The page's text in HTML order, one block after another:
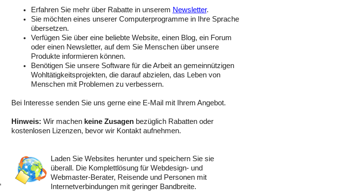
Erfahren Sie mehr über Rabatte in unserem Newsletter.
Sie möchten eines unserer Computerprogramme in Ihre Sprache
übersetzen.
Verfügen Sie über eine beliebte Website, einen Blog, ein Forum
oder einen Newsletter, auf dem Sie Menschen über unsere
Produkte informieren können.
Benötigen Sie unsere Software für die Arbeit an gemeinnützigen
Wohltätigkeitsprojekten, die darauf abzielen, das Leben von
Menschen mit Problemen zu verbessern.
Bei Interesse senden Sie uns gerne eine E-Mail mit Ihrem Angebot.
Hinweis: Wir machen keine Zusagenbezüglich Rabatten oder
kostenlosen Lizenzen, bevor wir Kontakt aufnehmen.
Laden Sie Websites herunter und speichern Sie sie
überall. Die Komplettlösung für Webdesign- und
Webmaster-Berater, Reisende und Personen mit
Internetverbindungen mit geringer Bandbreite.